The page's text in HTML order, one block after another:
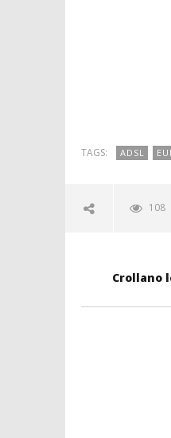
TAGS: ADSL
108
Crollano